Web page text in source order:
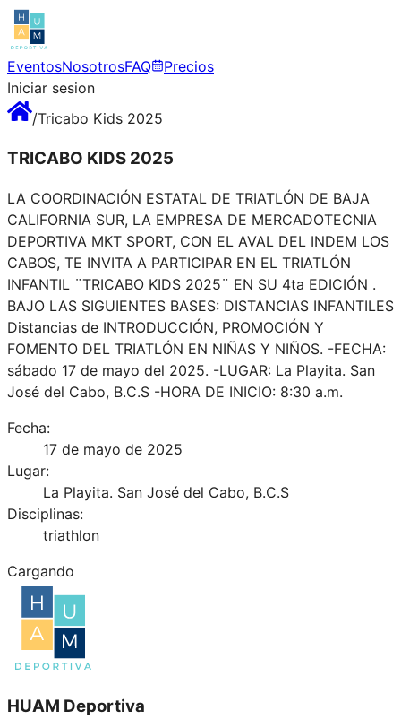
EventosNosotrosFAQ
Precios
Iniciar sesion
/Tricabo Kids 2025
TRICABO KIDS 2025
LA COORDINACIÓN ESTATAL DE TRIATLÓN DE BAJA
CALIFORNIA SUR, LA EMPRESA DE MERCADOTECNIA
DEPORTIVA MKT SPORT, CON EL AVAL DEL INDEM LOS
CABOS, TE INVITA A PARTICIPAR EN EL TRIATLÓN
INFANTIL ¨TRICABO KIDS 2025¨ EN SU 4ta EDICIÓN .
BAJO LAS SIGUIENTES BASES: DISTANCIAS INFANTILES
Distancias de INTRODUCCIÓN, PROMOCIÓN Y
FOMENTO DEL TRIATLÓN EN NIÑAS Y NIÑOS. -FECHA:
sábado 17 de mayo del 2025. -LUGAR: La Playita. San
José del Cabo, B.C.S -HORA DE INICIO: 8:30 a.m.
Fecha:
17 de mayo de 2025
Lugar:
La Playita. San José del Cabo, B.C.S
Disciplinas:
triathlon
Cargando
HUAM Deportiva